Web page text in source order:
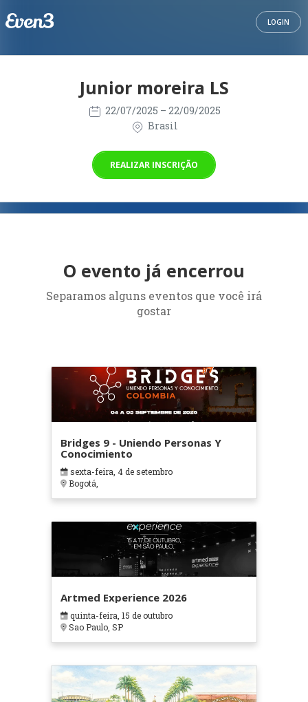
LOGIN
Junior moreira LS
22/07/2025 – 22/09/2025
Brasil
REALIZAR INSCRIÇÃO
O evento já encerrou
Separamos alguns eventos que você irá
gostar
Bridges 9 - Uniendo Personas Y
Conocimiento
sexta-feira, 4 de setembro
Bogotá,
Artmed Experience 2026
quinta-feira, 15 de outubro
Sao Paulo, SP